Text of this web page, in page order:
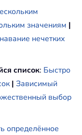
значениям |
нечетких
список: Быстро
| Зависимый
выбор
определённое